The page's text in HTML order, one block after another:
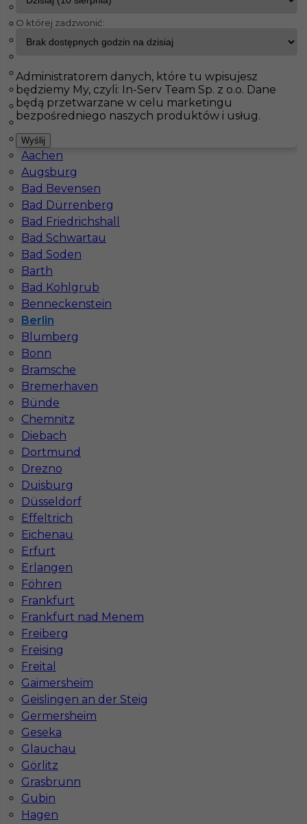
InServ Oferty pracy Berlin
Pokaż filtr
Rheurdt
Unterhaching
Oberhausen
Paderborn
Wutöschingen
Achim
Tiefenbach
Solingen
Aachen
Augsburg
Bad Bevensen
Bad Dürrenberg
Bad Friedrichshall
Bad Schwartau
Bad Soden
Barth
Bad Kohlgrub
Benneckenstein
Berlin
Blumberg
Bonn
Bramsche
Bremerhaven
Bünde
Chemnitz
Diebach
Dortmund
Drezno
Duisburg
Düsseldorf
Effeltrich
Eichenau
Erfurt
Erlangen
Föhren
Frankfurt
Frankfurt nad Menem
Freiberg
Freising
Freital
Gaimersheim
Geislingen an der Steig
Germersheim
Geseka
Glauchau
Görlitz
Grasbrunn
Gubin
Hagen
Prace wykończeniowe w Berlinie - bez języka
Kategoria Prace wykończeniowe
Lokalizacja
Wymagane języki
Stawka 17 - 18 € / h
Operator koparki - praca bez języka w Berlinie
Kategoria Operatorzy
Lokalizacja Niemcy
Wymagane języki
Stawka 21 - 22 € / h
Praca w Berlinie bez języka - monter płyt G/K
Kategoria Prace wykończeniowe
Lokalizacja
O której zadzwonić:
Administratorem danych, które tu wpisujesz
będziemy My, czyli: In-Serv Team Sp. z o.o. Dane
będą przetwarzane w celu marketingu
bezpośredniego naszych produktów i usług.
Wyślij